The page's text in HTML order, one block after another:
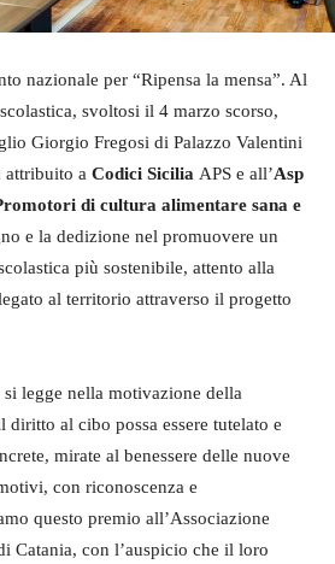
nazionale per “Ripensa la mensa”. Al
svoltosi il 4 marzo scorso,
Giorgio Fregosi di Palazzo Valentini
attribuito a Codici Sicilia APS e all’Asp
di cultura alimentare sana e
e la dedizione nel promuovere un
più sostenibile, attento alla
al territorio attraverso il progetto
legge nella motivazione della
al cibo possa essere tutelato e
mirate al benessere delle nuove
con riconoscenza e
questo premio all’Associazione
Catania, con l’auspicio che il loro